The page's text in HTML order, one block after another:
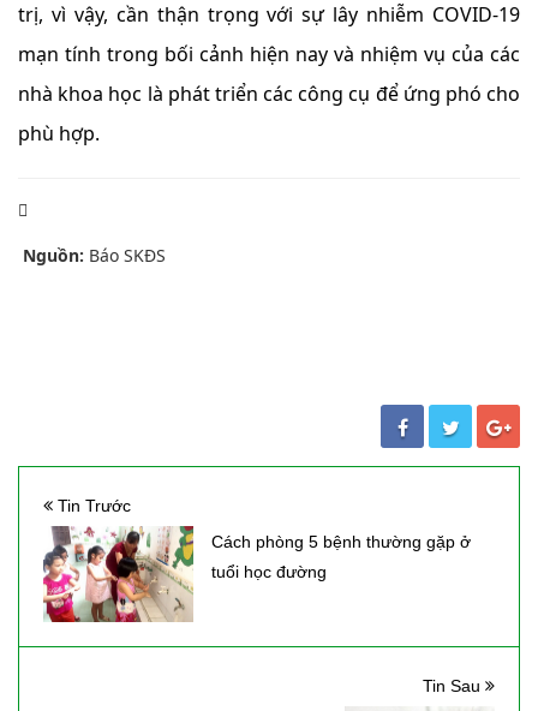
trị, vì vậy, cần thận trọng với sự lây nhiễm COVID-19
mạn tính trong bối cảnh hiện nay và nhiệm vụ của các
nhà khoa học là phát triển các công cụ để ứng phó cho
phù hợp.
Nguồn: Báo SKĐS
Tin Trước
Cách phòng 5 bệnh thường gặp ở
tuổi học đường
Tin Sau